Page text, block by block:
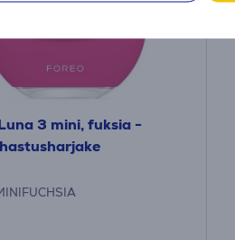
3 mini, fuksia -